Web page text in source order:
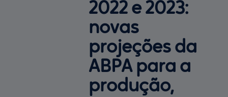
2022 e 2023:
novas
projeções da
ABPA para a
produção,